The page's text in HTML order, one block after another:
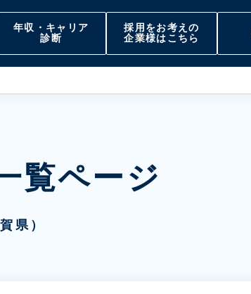
年収・キャリア
診断
採用をお考えの
企業様はこちら
覧ページ
県）